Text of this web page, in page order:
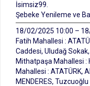
İsimsiz99.
Şebeke Yenileme ve
18/02/2025 10:00 –
Fatih Mahallesi :
Caddesi, Uludağ
Mithatpaşa Mahallesi :
Mahallesi : ATATÜRK,
MENDERES, Tuzcuoğlu